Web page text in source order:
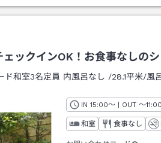
ェックインOK！お食事なしの
ド和室3名定員 内風呂なし /28.1平米/風
IN チェックイン
15:00～ | OUT チェッ
～11:00
和室 食事なし